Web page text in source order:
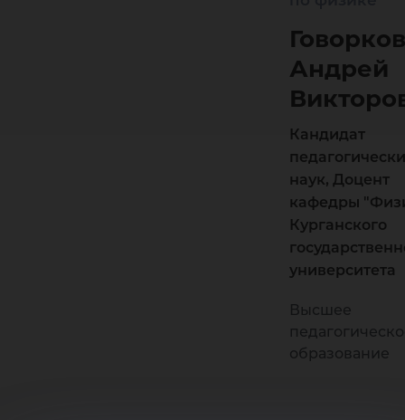
Говорков
Андрей
Кандидат
наук, Доцент
кафедры
Курганского
университета
Высшее
образование